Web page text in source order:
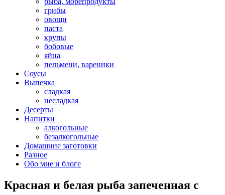
грибы
овощи
паста
крупы
бобовые
яйца
пельмени, вареники
Соусы
Выпечка
сладкая
несладкая
Десерты
Напитки
алкогольные
безалкогольные
Домашние заготовки
Разное
Обо мне и блоге
Красная и белая рыба запеченная с